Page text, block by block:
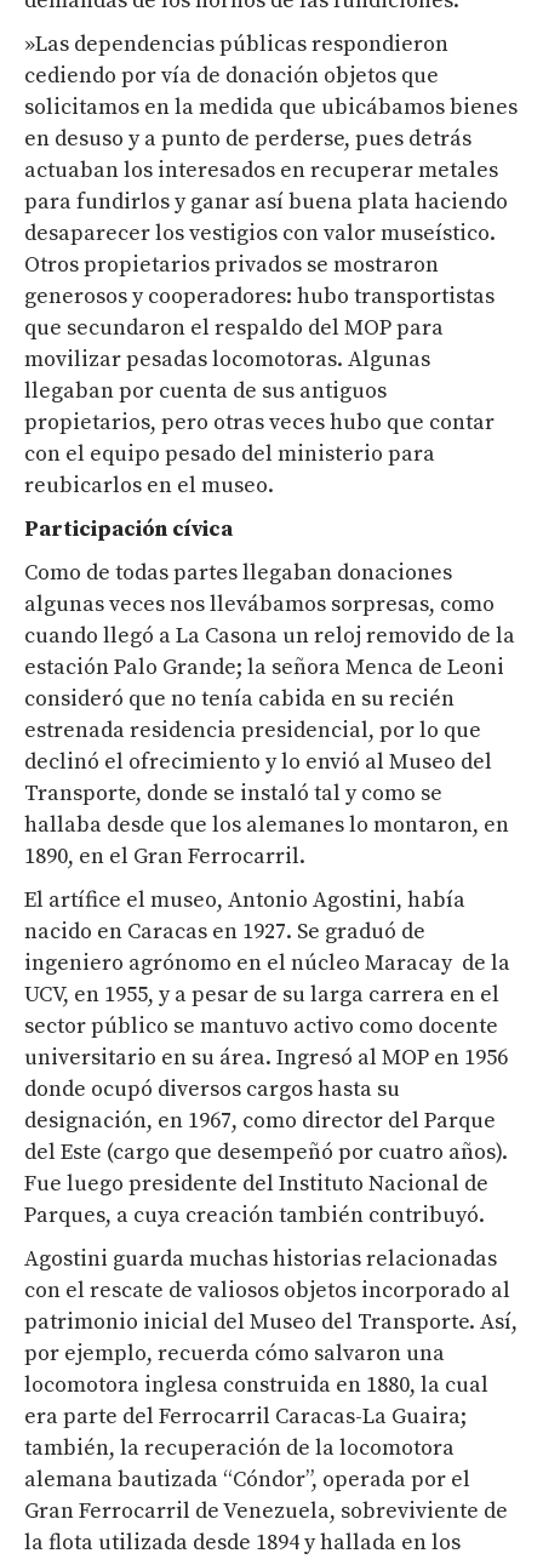
»Las dependencias públicas respondieron
cediendo por vía de donación objetos que
solicitamos en la medida que ubicábamos bienes
en desuso y a punto de perderse, pues detrás
actuaban los interesados en recuperar metales
para fundirlos y ganar así buena plata haciendo
desaparecer los vestigios con valor museístico.
Otros propietarios privados se mostraron
generosos y cooperadores: hubo transportistas
que secundaron el respaldo del MOP para
movilizar pesadas locomotoras. Algunas
llegaban por cuenta de sus antiguos
propietarios, pero otras veces hubo que contar
con el equipo pesado del ministerio para
reubicarlos en el museo.
Participación cívica
Como de todas partes llegaban donaciones
algunas veces nos llevábamos sorpresas, como
cuando llegó a La Casona un reloj removido de la
estación Palo Grande; la señora Menca de Leoni
consideró que no tenía cabida en su recién
estrenada residencia presidencial, por lo que
declinó el ofrecimiento y lo envió al Museo del
Transporte, donde se instaló tal y como se
hallaba desde que los alemanes lo montaron, en
1890, en el Gran Ferrocarril.
El artífice el museo, Antonio Agostini, había
nacido en Caracas en 1927. Se graduó de
ingeniero agrónomo en el núcleo Maracay de la
UCV, en 1955, y a pesar de su larga carrera en el
sector público se mantuvo activo como docente
universitario en su área. Ingresó al MOP en 1956
donde ocupó diversos cargos hasta su
designación, en 1967, como director del Parque
del Este (cargo que desempeñó por cuatro años).
Fue luego presidente del Instituto Nacional de
Parques, a cuya creación también contribuyó.
Agostini guarda muchas historias relacionadas
con el rescate de valiosos objetos incorporado al
patrimonio inicial del Museo del Transporte. Así,
por ejemplo, recuerda cómo salvaron una
locomotora inglesa construida en 1880, la cual
era parte del Ferrocarril Caracas-La Guaira;
también, la recuperación de la locomotora
alemana bautizada “Cóndor”, operada por el
Gran Ferrocarril de Venezuela, sobreviviente de
la flota utilizada desde 1894 y hallada en los